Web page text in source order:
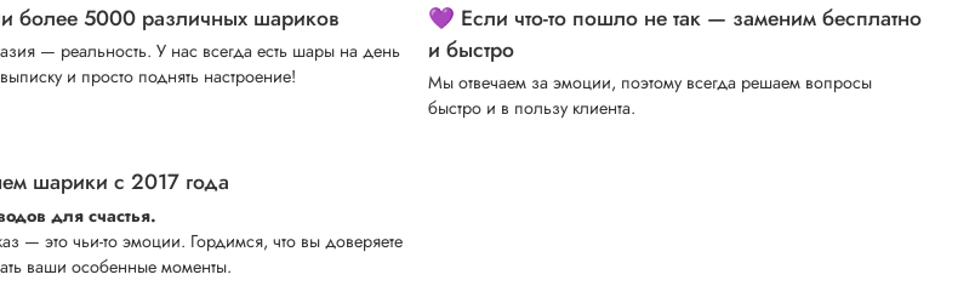
более 5000 различных шариков
— реальность. У нас всегда есть шары на день
и просто поднять настроение!
💜 Если что-то пошло не так — заменим бесплатно
и быстро
Мы отвечаем за эмоции, поэтому всегда решаем вопросы
быстро и в пользу клиента.
шарики с 2017 года
для счастья.
— это чьи-то эмоции. Гордимся, что вы доверяете
ваши особенные моменты.